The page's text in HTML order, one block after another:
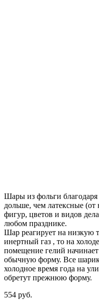
Шары из фольги
дольше, чем латексные (от
фигур, цветов и видов
любом празднике.
Шар реагирует на низкую
инертный газ , то на
помещение гелий
обычную форму. Все
холодное время года на
обретут прежнюю форму.
554 руб.